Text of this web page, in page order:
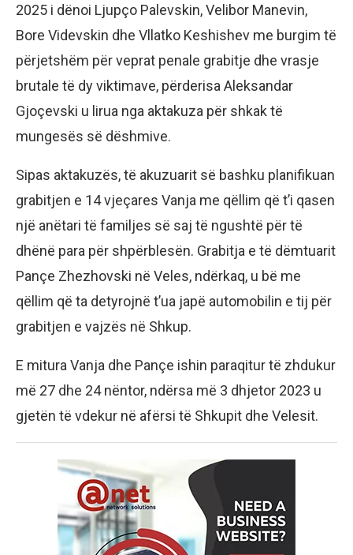
2025 i dënoi Ljupço Palevskin, Velibor Manevin,
Bore Videvskin dhe Vllatko Keshishev me burgim të
përjetshëm për veprat penale grabitje dhe vrasje
brutale të dy viktimave, përderisa Aleksandar
Gjoçevski u lirua nga aktakuza për shkak të
mungesës së dëshmive.
Sipas aktakuzës, të akuzuarit së bashku planifikuan
grabitjen e 14 vjeçares Vanja me qëllim që t’i qasen
një anëtari të familjes së saj të ngushtë për të
dhënë para për shpërblesën. Grabitja e të dëmtuarit
Pançe Zhezhovski në Veles, ndërkaq, u bë me
qëllim që ta detyrojnë t’ua japë automobilin e tij për
grabitjen e vajzës në Shkup.
E mitura Vanja dhe Pançe ishin paraqitur të zhdukur
më 27 dhe 24 nëntor, ndërsa më 3 dhjetor 2023 u
gjetën të vdekur në afërsi të Shkupit dhe Velesit.